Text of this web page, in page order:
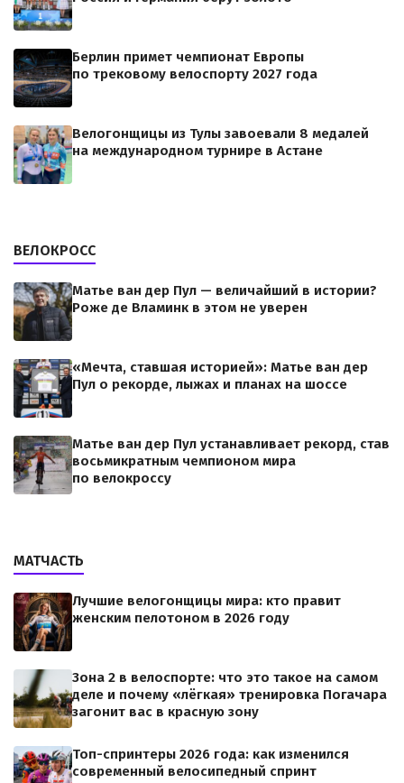
Берлин примет чемпионат Европы
по трековому велоспорту 2027 года
Велогонщицы из Тулы завоевали 8 медалей
на международном турнире в Астане
ВЕЛОКРОСС
Матье ван дер Пул — величайший в истории?
Роже де Вламинк в этом не уверен
«Мечта, ставшая историей»: Матье ван дер
Пул о рекорде, лыжах и планах на шоссе
Матье ван дер Пул устанавливает рекорд, став
восьмикратным чемпионом мира
по велокроссу
МАТЧАСТЬ
Лучшие велогонщицы мира: кто правит
женским пелотоном в 2026 году
Зона 2 в велоспорте: что это такое на самом
деле и почему «лёгкая» тренировка Погачара
загонит вас в красную зону
Топ-спринтеры 2026 года: как изменился
современный велосипедный спринт